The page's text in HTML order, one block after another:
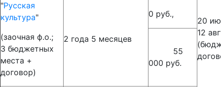
20
12
"Русская
культура"
(заочная ф.о.;
3 бюджетных
места +
договор)
2 года 5 месяцев
0 руб.,
55
000 руб.